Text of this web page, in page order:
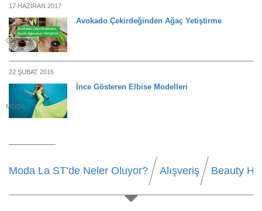
17 HAZIRAN 2017
GENEL
Avokado Çekirdeğinden Ağaç Yetiştirme
22 ŞUBAT 2016
MODA
İnce Gösteren Elbise Modelleri
Moda La ST’de Neler Oluyor? Alışveriş Beauty